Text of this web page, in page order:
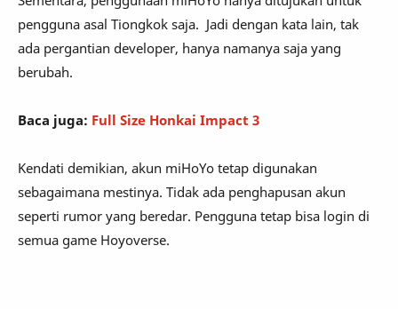
pengguna asal Tiongkok saja. Jadi dengan kata lain, tak
ada pergantian developer, hanya namanya saja yang
berubah.
Baca juga: Full Size Honkai Impact 3
Kendati demikian, akun miHoYo tetap digunakan
sebagaimana mestinya. Tidak ada penghapusan akun
seperti rumor yang beredar. Pengguna tetap bisa login di
semua game Hoyoverse.